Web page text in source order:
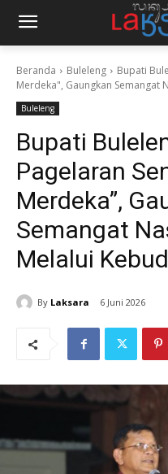
Beranda Buleleng
Bupati
Merdeka", Gaungkan Semangat
Buleleng
Bupati
Pagelaran
Merdeka”,
Semangat
Melalui
By Laksara 6 Juni 2026